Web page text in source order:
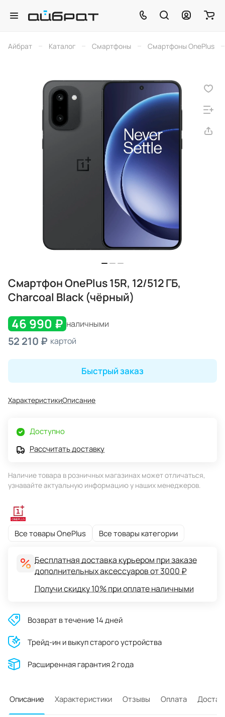
Айбрат – Каталог – Смартфоны – Смартфоны OnePlus –
Смартфон OnePlus 15R, 12/512 ГБ,
Charcoal Black (чёрный)
46 990 ₽ наличными
52 210 ₽ картой
Быстрый заказ
ХарактеристикиОписание
Доступно
Рассчитать доставку
Наличие товара в розничных магазинах может отличаться,
узнавайте актуальную информацию у наших менеджеров.
Все товары OnePlus Все товары категории
Бесплатная доставка курьером при заказе
дополнительных аксессуаров от 3000 ₽
Получи скидку 10% при оплате наличными
Возврат в течение 14 дней
Трейд-ин и выкуп старого устройства
Расширенная гарантия 2 года
Описание Характеристики Отзывы Оплата